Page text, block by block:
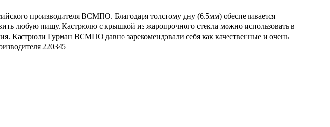
производителя ВСМПО. Благодаря толстому дну (6.5мм) обеспечивается
любую пищу. Кастрюлю с крышкой из жаропрочного стекла можно использовать в
Кастрюли Гурман ВСМПО давно зарекомендовали себя как качественные и очень
220345